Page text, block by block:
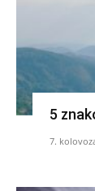
5
7.